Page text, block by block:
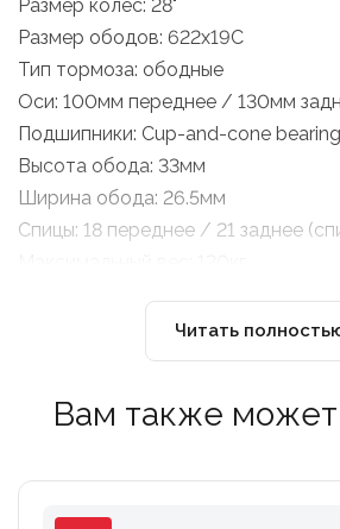
Размер колес: 28"
Размер ободов: 622x19C
Тип тормоза: ободные
Оси: 100мм переднее / 130мм
Подшипники: Cup-and-cone
Высота обода: 33мм
Ширина обода: 26.5мм
Спицы: 18 переднее / 21 заднее
Вес комплекта: 1395гр
Читать
Вам также